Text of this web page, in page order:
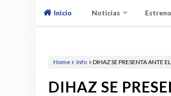
Inicio Noticias
Home Info DIHAZ SE PRESENTA ANTE
DIHAZ SE